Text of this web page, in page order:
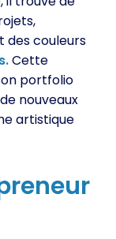
des couleurs
Cette
portfolio
nouveaux
artistique